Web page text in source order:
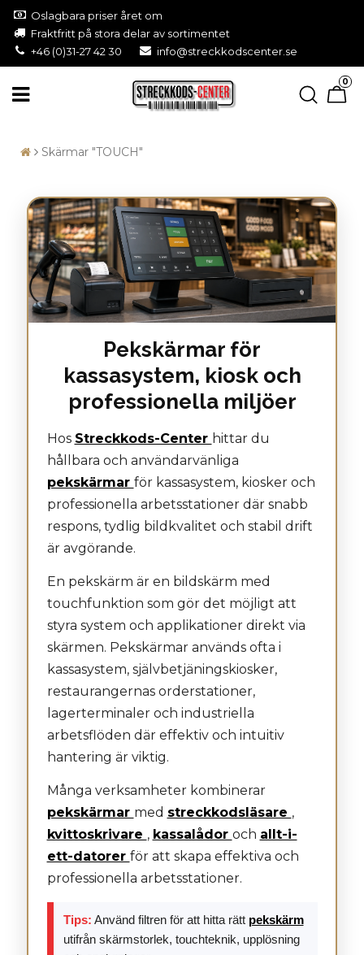
Oslagbara priser året om
Fraktfritt på stora delar av sortimentet
+46 (0)31-27 42 30
info@streckkodscenter.se
0
Skärmar "TOUCH"
Pekskärmar för
kassasystem, kiosk och
professionella miljöer
Hos Streckkods-Center hittar du
hållbara och användarvänliga
pekskärmar för kassasystem, kiosker och
professionella arbetsstationer där snabb
respons, tydlig bildkvalitet och stabil drift
är avgörande.
En pekskärm är en bildskärm med
touchfunktion som gör det möjligt att
styra system och applikationer direkt via
skärmen. Pekskärmar används ofta i
kassasystem, självbetjäningskiosker,
restaurangernas orderstationer,
lagerterminaler och industriella
arbetsflöden där effektiv och intuitiv
hantering är viktig.
Många verksamheter kombinerar
pekskärmar med streckkodsläsare ,
kvittoskrivare , kassalådor och allt-i-
ett-datorer för att skapa effektiva och
professionella arbetsstationer.
Tips: Använd filtren för att hitta rätt pekskärm
utifrån skärmstorlek, touchteknik, upplösning